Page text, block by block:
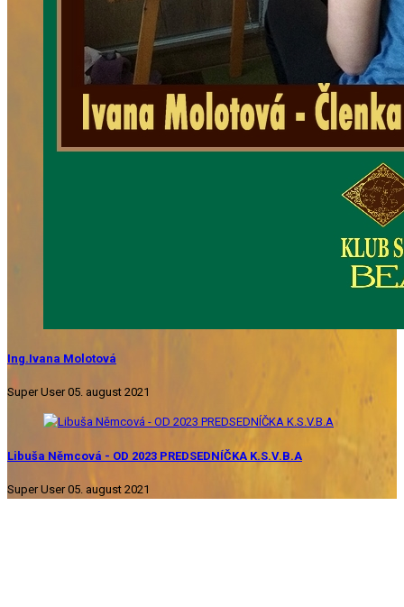
Ing.Ivana Molotová
Super User 05. august 2021
Libuša Němcová - OD 2023 PREDSEDNÍČKA K.S.V.B.A
Super User 05. august 2021